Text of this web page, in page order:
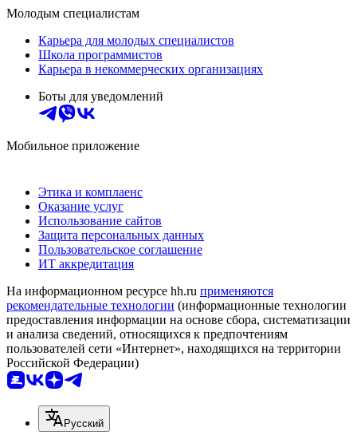
Молодым специалистам
Карьера для молодых специалистов
Школа программистов
Карьера в некоммерческих организациях
Боты для уведомлений
Мобильное приложение
Этика и комплаенс
Оказание услуг
Использование сайтов
Защита персональных данных
Пользовательское соглашение
ИТ аккредитация
На информационном ресурсе hh.ru применяются
рекомендательные технологии (информационные технологии
предоставления информации на основе сбора, систематизации
и анализа сведений, относящихся к предпочтениям
пользователей сети «Интернет», находящихся на территории
Российской Федерации)
Русский